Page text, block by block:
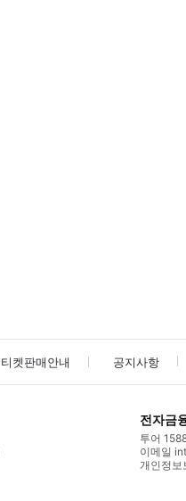
티켓판매안내 공지사항
전자금
투어
이메일
개인정